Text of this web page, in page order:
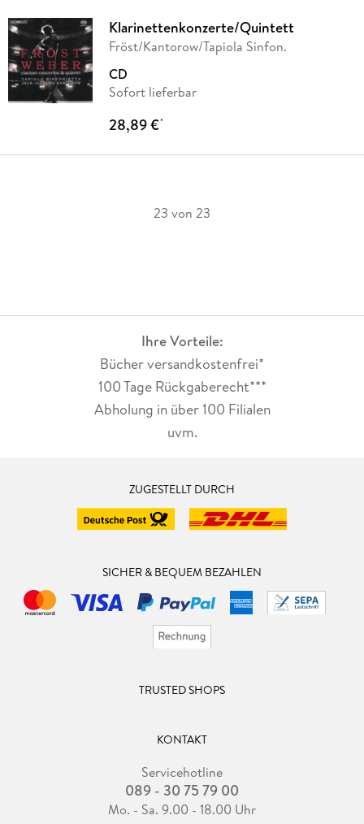
Klarinettenkonzerte/Quintett
Fröst/Kantorow/Tapiola Sinfon.
CD
Sofort lieferbar
28,89 €*
23 von 23
Ihre Vorteile:
Bücher versandkostenfrei*
100 Tage Rückgaberecht***
Abholung in über 100 Filialen
uvm.
ZUGESTELLT DURCH
SICHER & BEQUEM BEZAHLEN
TRUSTED SHOPS
KONTAKT
Servicehotline
089 - 30 75 79 00
Mo. - Sa. 9.00 - 18.00 Uhr